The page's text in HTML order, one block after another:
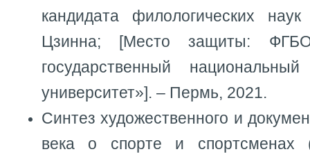
кандидата филологических
Цзинна; [Место защиты:
государственный национальный
университет»]. – Пермь, 2021.
Синтез художественного и
века о спорте и спортсменах